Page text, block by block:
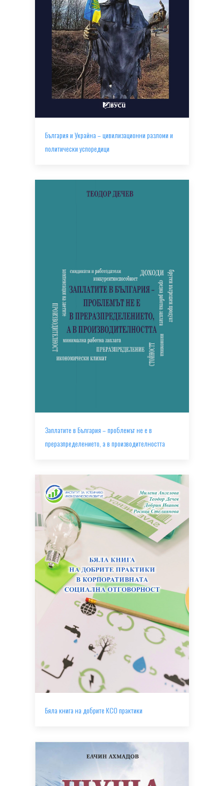
България и Украйна – цивилизационни разломи и
политически успоредици
Заплатите в България – проблемът не е в
преразпределението, а в производителността
Бяла книга на добрите КСО практики